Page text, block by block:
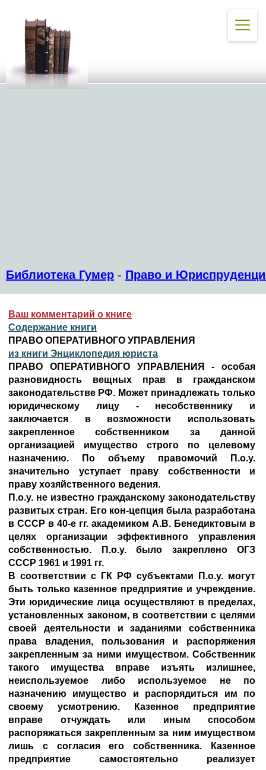
Библиотека Гумер - Право и
Ваш комментарий о книге
Содержание книги
ПРАВО ОПЕРАТИВНОГО УПРАВЛЕНИЯ
из книги Энциклопедия юриста
ПРАВО ОПЕРАТИВНОГО УПРАВЛЕНИЯ - особая
разновидность вещных прав в гражданском
законодательстве РФ. Может принадлежать только
юридическому лицу - несобственнику и
заключается в возможности использовать
закрепленное собственником за данной
организацией имущество строго по целевому
назначению. По объему правомочий П.о.у.
значительно уступает праву собственности и
праву хозяйственного ведения.
П.о.у. не известно гражданскому законодательству
развитых стран. Его кон-цепция была разработана
в СССР в 40-е гг. академиком А.В. Бенедиктовым в
целях организации эффективного управления
собственностью. П.о.у. было закреплено ОГЗ
СССР 1961 и 1991 гг.
В соответствии с ГК РФ субъектами П.о.у. могут
быть только казенное предприятие и учреждение.
Эти юридические лица осуществляют в пределах,
установленных законом, в соответствии с целями
своей деятельности и заданиями собственника
права владения, пользования и распоряжения
закрепленным за ними имуществом. Собственник
такого имущества вправе изъять излишнее,
неиспользуемое либо используемое не по
назначению имущество и распорядиться им по
своему усмотрению. Казенное предприятие
вправе отчуждать или иным способом
распоряжаться закрепленным за ним имуществом
лишь с согласия его собственника. Казенное
предприятие самостоятельно реализует